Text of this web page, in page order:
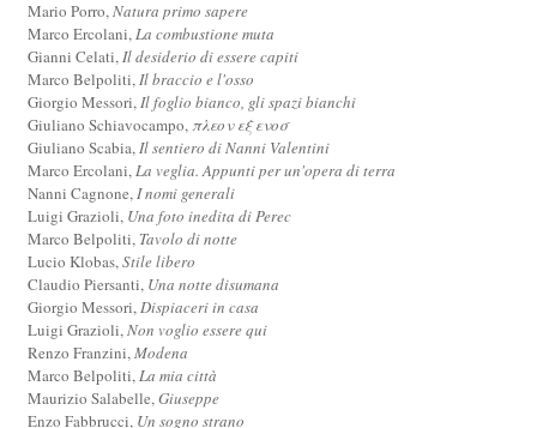
Mario Porro,Natura primo sapere
Marco Ercolani,La combustione muta
Gianni Celati,Il desiderio di essere capiti
Marco Belpoliti,Il braccio e l'osso
Giorgio Messori,Il foglio bianco, gli spazi bianchi
Giuliano Schiavocampo,πλεον εξ ενοσ
Giuliano Scabia,Il sentiero di Nanni Valentini
Marco Ercolani,La veglia. Appunti per un'opera di terra
Nanni Cagnone,I nomi generali
Luigi Grazioli, Una foto inedita di Perec
Marco Belpoliti, Tavolo di notte
Lucio Klobas,Stile libero
Claudio Piersanti, Una notte disumana
Giorgio Messori,Dispiaceri in casa
Luigi Grazioli,Non voglio essere qui
Renzo Franzini,Modena
Marco Belpoliti,La mia città
Maurizio Salabelle,Giuseppe
Enzo Fabbrucci, Un sogno strano